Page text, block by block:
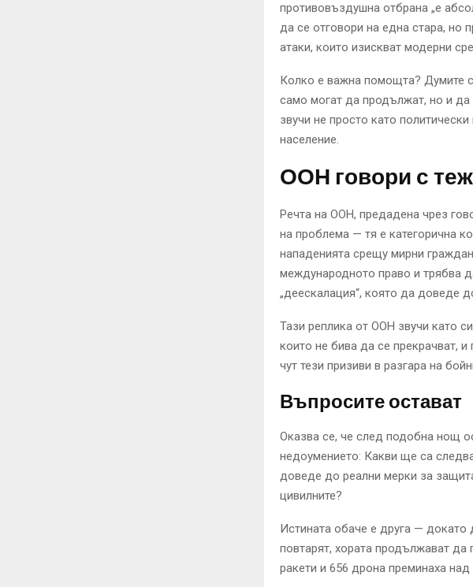
противовъздушна отбрана „е
да се отговори на една стара, но
атаки, които изискват модерни
Колко е важна помощта? Думите
само могат да продължат, но и да
звучи не просто като
население.
ООН говори с
Речта на ООН, предадена чрез
на проблема — тя е категорична
нападенията срещу мирни
международното право и трябва
„деескалация“, която да доведе
Тази реплика от ООН звучи като
които не бива да се прекрачват,
чут тези призиви в разгара на
Въпросите остават
Оказва се, че след подобна нощ
недоумението: Какви ще са
доведе до реални мерки за
цивилните?
Истината обаче е друга — докато
повтарят, хората продължават
ракети и 656 дрона преминаха